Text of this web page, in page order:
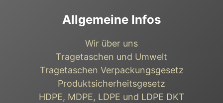
Allgemeine Infos
Wir über uns
Tragetaschen und Umwelt
Tragetaschen Verpackungsgesetz
Produktsicherheitsgesetz
HDPE, MDPE, LDPE und LDPE DKT